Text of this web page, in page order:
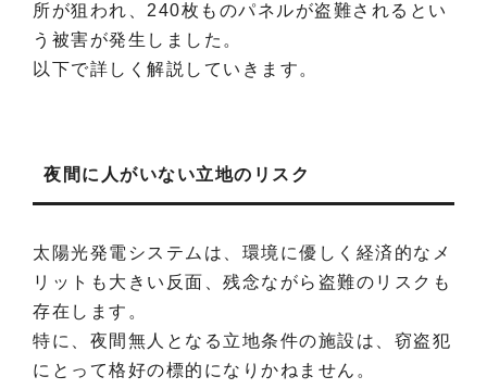
所が狙われ、240枚ものパネルが盗難されるとい
う被害が発生しました。
以下で詳しく解説していきます。
夜間に人がいない立地のリスク
太陽光発電システムは、環境に優しく経済的なメ
リットも大きい反面、残念ながら盗難のリスクも
存在します。
特に、夜間無人となる立地条件の施設は、窃盗犯
にとって格好の標的になりかねません。